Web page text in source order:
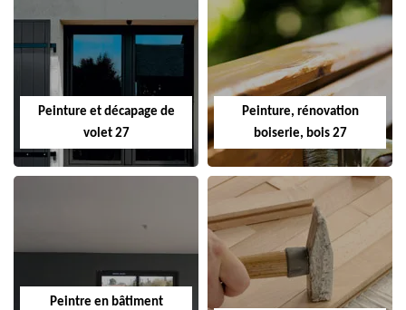
Peinture et décapage de
volet 27
Peinture, rénovation
boiserie, bois 27
Peintre en bâtiment